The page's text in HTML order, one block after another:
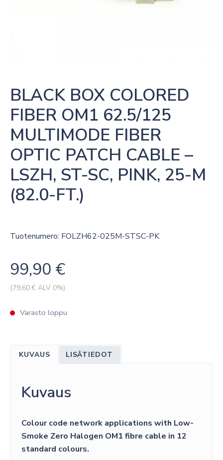
BLACK BOX COLORED
FIBER OM1 62.5/125
MULTIMODE FIBER
OPTIC PATCH CABLE –
LSZH, ST-SC, PINK, 25-M
(82.0-FT.)
Tuotenumero: FOLZH62-025M-STSC-PK
99,90 €
(79,60€ ALV 0%)
Varasto loppu
KUVAUS LISÄTIEDOT
Kuvaus
Colour code network applications with Low-
Smoke Zero Halogen OM1 fibre cable in 12
standard colours.